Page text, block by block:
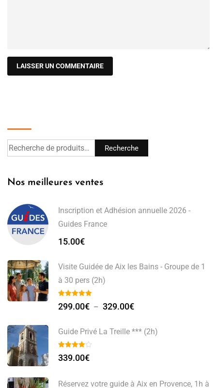
Recherche
Nos meilleures ventes
Inscription et Adhésion annuelle 2026 -
Guides France
15.00€
Visite Guidée de Aix les Bains - Groupe de 1
à 30 pers (2h)
299.00€ – 329.00€
Guide Privé La Treille *** (2h)
339.00€
Réservez votre guide à Aix en Provence, 1h à